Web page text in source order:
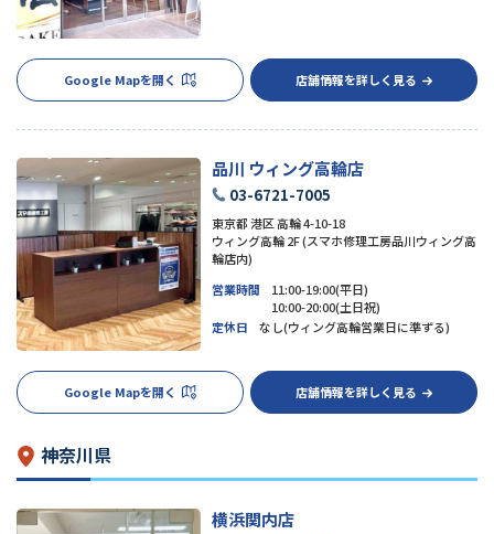
Google Mapを開く 店舗情報を詳しく見る
品川 ウィング高輪店
03-6721-7005
東京都 港区 高輪 4-10-18
ウィング高輪 2F (スマホ修理工房品川ウィング高
輪店内)
営業時間
11:00-19:00(平日)
10:00-20:00(土日祝)
定休日
なし(ウィング高輪営業日に準ずる)
Google Mapを開く 店舗情報を詳しく見る
神奈川県
横浜関内店